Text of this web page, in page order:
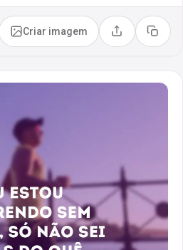
Criar imagem Compartilhar
Copiar